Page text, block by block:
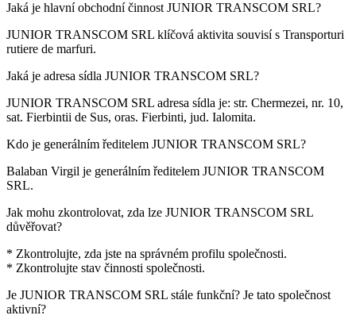
Jaká je hlavní obchodní činnost JUNIOR TRANSCOM SRL?
JUNIOR TRANSCOM SRL klíčová aktivita souvisí s Transporturi
rutiere de marfuri.
Jaká je adresa sídla JUNIOR TRANSCOM SRL?
JUNIOR TRANSCOM SRL adresa sídla je: str. Chermezei, nr. 10,
sat. Fierbintii de Sus, oras. Fierbinti, jud. Ialomita.
Kdo je generálním ředitelem JUNIOR TRANSCOM SRL?
Balaban Virgil je generálním ředitelem JUNIOR TRANSCOM
SRL.
Jak mohu zkontrolovat, zda lze JUNIOR TRANSCOM SRL
důvěřovat?
* Zkontrolujte, zda jste na správném profilu společnosti.
* Zkontrolujte stav činnosti společnosti.
Je JUNIOR TRANSCOM SRL stále funkční? Je tato společnost
aktivní?